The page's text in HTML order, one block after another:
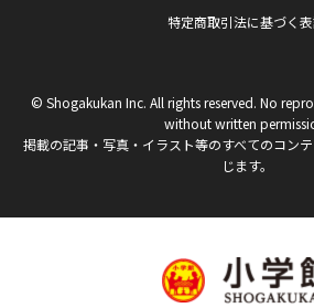
特定商取引法に基づく
© Shogakukan Inc. All rights reserved. No
without written
掲載の記事・写真・イラスト等のすべてのコン
じます。